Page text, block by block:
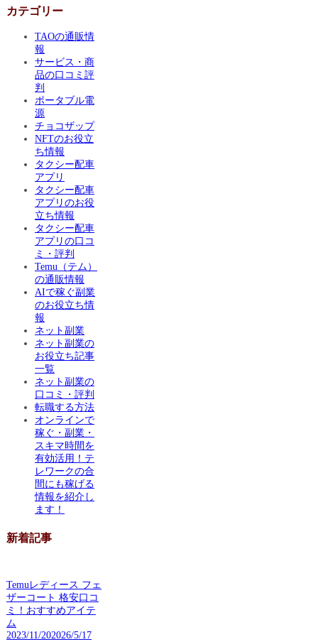
カテゴリー
TAOの通販情
報
サービス・商
品の口コミ評
判
ポータブル電
源
チョコザップ
NFTのお役立
ち情報
タクシー配車
アプリ
タクシー配車
アプリのお役
立ち情報
タクシー配車
アプリの口コ
ミ・評判
Temu（テム）
の通販情報
AIで稼ぐ副業
のお役立ち情
報
ネット副業
ネット副業の
お役立ち記事
一覧
ネット副業の
口コミ・評判
転職する方法
オンラインで
稼ぐ・副業・
スキマ時間を
有効活用！テ
レワークの合
間にも稼げる
情報を紹介し
ます！
新着記事
Temuレディース フェ
ザーコート 格安口コ
ミ！おすすめアイテ
ム
2023/11/202026/5/17